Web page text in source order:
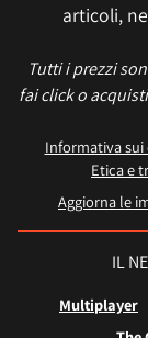
articoli,
Tutti i prezzi
fai click o
Informativa sui
Etica e
Aggiorna le
IL
Multiplayer